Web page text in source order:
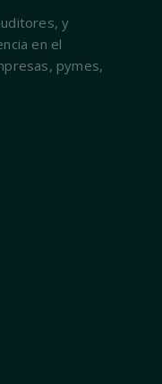
y
en el
pymes,